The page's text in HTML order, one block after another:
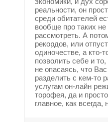
реальности, он
среди обитателей
вообще про таких
рассмотреть. А
рекордов, или
одиночестве, а кто-
позволить себе и
не опасаясь, что
разделить с кем-то
услугам он-лайн
торофея, да и
главное, как